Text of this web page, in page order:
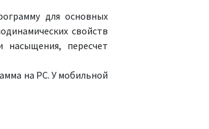
для основных
свойств
пересчет
на PC. У мобильной